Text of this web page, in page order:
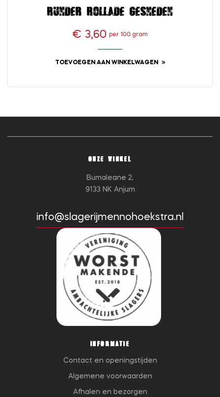
Runder rollade gesneden
Prijs
€ 3,60 per 100 gram
TOEVOEGEN AAN WINKELWAGEN
ONZE WINKEL
Bumaleane 2,
9133 NK Anjum
info@slagerijmennohoekstra.nl
INFORMATIE
Contact en openingstijden
Algemene voorwaarden
Afhalen en bezorgen